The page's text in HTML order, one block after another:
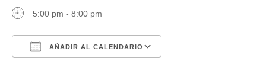
5:00 pm - 8:00 pm
AÑADIR AL CALENDARIO